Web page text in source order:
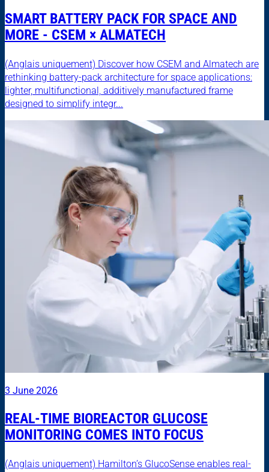
SMART BATTERY PACK FOR SPACE AND
MORE - CSEM × ALMATECH
(Anglais uniquement) Discover how CSEM and Almatech are
rethinking battery-pack architecture for space applications:
lighter, multifunctional, additively manufactured frame
designed to simplify integr...
3 June 2026
REAL-TIME BIOREACTOR GLUCOSE
MONITORING COMES INTO FOCUS
(Anglais uniquement) Hamilton’s GlucoSense enables real-